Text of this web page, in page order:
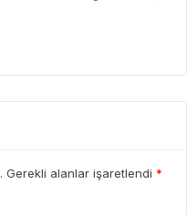
Gerekli alanlar işaretlendi *